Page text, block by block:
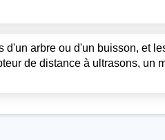
d'un arbre ou d'un buisson, et
de distance à ultrasons, un